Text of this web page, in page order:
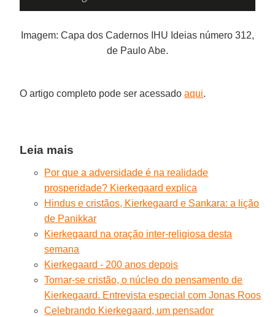
Imagem: Capa dos Cadernos IHU Ideias número 312,
de Paulo Abe.
O artigo completo pode ser acessadoaqui.
Leia mais
Por que a adversidade é na realidade
prosperidade? Kierkegaard explica
Hindus e cristãos, Kierkegaard e Sankara: a lição
de Panikkar
Kierkegaard na oração inter-religiosa desta
semana
Kierkegaard - 200 anos depois
Tornar-se cristão, o núcleo do pensamento de
Kierkegaard. Entrevista especial com Jonas Roos
Celebrando Kierkegaard, um pensador